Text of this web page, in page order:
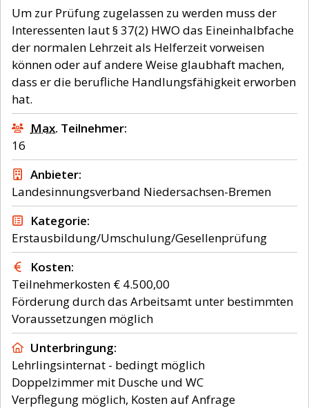
Um zur Prüfung zugelassen zu werden muss der
Interessenten laut § 37(2) HWO das Eineinhalbfache
der normalen Lehrzeit als Helferzeit vorweisen
können oder auf andere Weise glaubhaft machen,
dass er die berufliche Handlungsfähigkeit erworben
hat.
Max. Teilnehmer
16
Anbieter
Landesinnungsverband Niedersachsen-Bremen
Kategorie
Erstausbildung/Umschulung/Gesellenprüfung
Kosten
Teilnehmerkosten € 4.500,00
Förderung durch das Arbeitsamt unter bestimmten
Voraussetzungen möglich
Unterbringung
Lehrlingsinternat - bedingt möglich
Doppelzimmer mit Dusche und WC
Verpflegung möglich, Kosten auf Anfrage